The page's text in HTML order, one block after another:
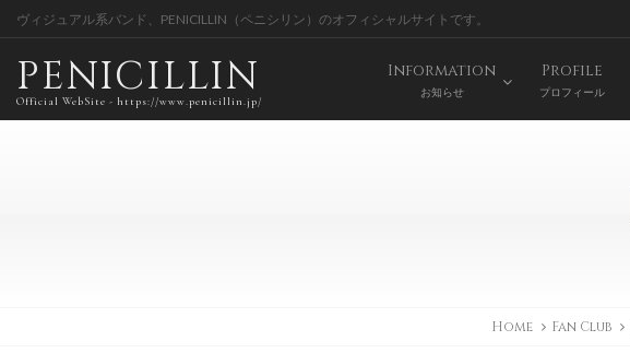
ヴィジュアル系バンド、PENICILLIN（ペニシリン）のオフィシャルサイトです。
PENICILLIN
Official WebSite - https://www.penicillin.jp/
Information
お知らせ
Profile
プロフィール
Home Fan Club